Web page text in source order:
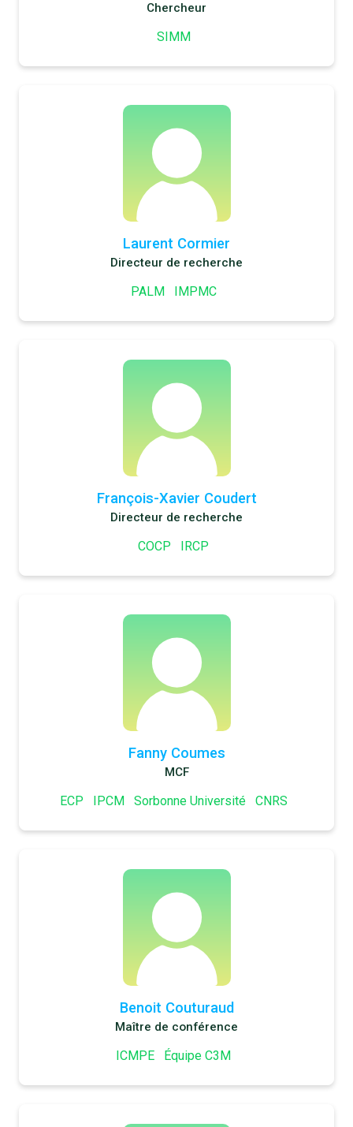
Chercheur
SIMM
Laurent Cormier
Directeur de recherche
PALM IMPMC
François-Xavier Coudert
Directeur de recherche
COCP IRCP
Fanny Coumes
MCF
ECP IPCM Sorbonne Université CNRS
Benoit Couturaud
Maître de conférence
ICMPE Équipe C3M